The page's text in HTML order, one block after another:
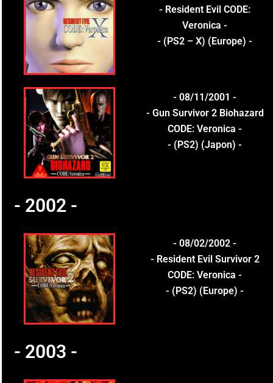
- Resident Evil CODE:
Veronica -
- (PS2 – X) (Europe) -
- 08/11/2001 -
- Gun Survivor 2 Biohazard
CODE: Veronica -
- (PS2) (Japon) -
- 2002 -
- 08/02/2002 -
- Resident Evil Survivor 2
CODE: Veronica -
- (PS2) (Europe) -
- 2003 -